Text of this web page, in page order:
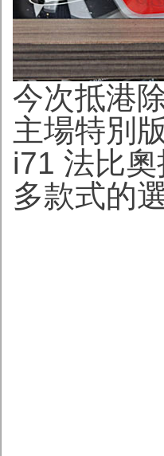
今次抵港
主場特別
i71 法比
多款式的選